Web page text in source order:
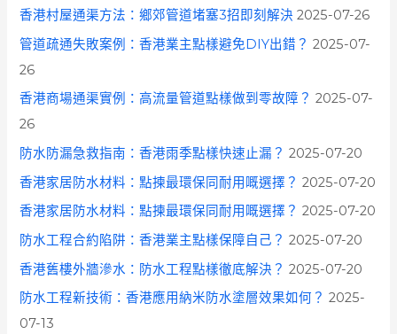
香港村屋通渠方法：鄉郊管道堵塞3招即刻解決 2025-07-26
管道疏通失敗案例：香港業主點樣避免DIY出錯？ 2025-07-
26
香港商場通渠實例：高流量管道點樣做到零故障？ 2025-07-
26
防水防漏急救指南：香港雨季點樣快速止漏？ 2025-07-20
香港家居防水材料：點揀最環保同耐用嘅選擇？ 2025-07-20
香港家居防水材料：點揀最環保同耐用嘅選擇？ 2025-07-20
防水工程合約陷阱：香港業主點樣保障自己？ 2025-07-20
香港舊樓外牆滲水：防水工程點樣徹底解決？ 2025-07-20
防水工程新技術：香港應用納米防水塗層效果如何？ 2025-
07-13